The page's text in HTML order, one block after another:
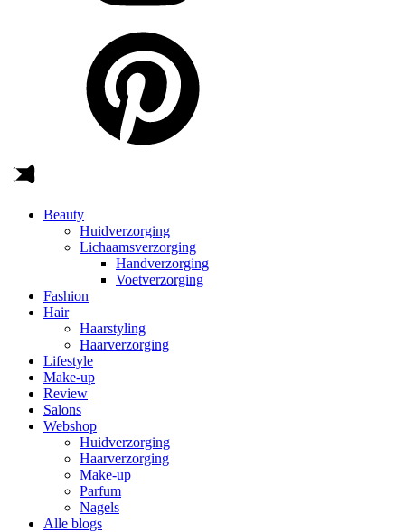
Beauty
Huidverzorging
Lichaamsverzorging
Handverzorging
Voetverzorging
Fashion
Hair
Haarstyling
Haarverzorging
Lifestyle
Make-up
Review
Salons
Webshop
Huidverzorging
Haarverzorging
Make-up
Parfum
Nagels
Alle blogs